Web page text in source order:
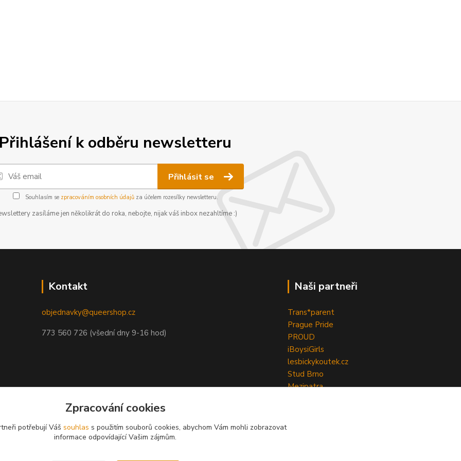
k odběru newsletteru
Přihlásit se
Souhlasím se zpracováním osobních údajůza účelem rozesílky newsletteru.
zasíláme jen několikrát do roka, nebojte, nijak váš inbox nezahltíme :)
Kontakt
objednavky@queershop.cz
773 560 726 (všední dny 9-16 hod)
Naši partneři
Trans*parent
Prague Pride
PROUD
iBoysiGirls
lesbickykoutek.cz
Stud Brno
Mezipatra
Zpracování cookies
potřebují Váš souhlas s použitím souborů cookies, abychom Vám mohli zobrazovat
informace odpovídající Vašim zájmům.